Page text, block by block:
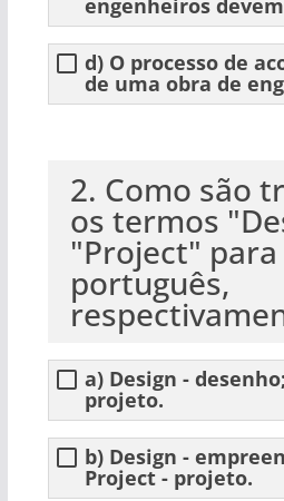
d) O processo de
de uma obra de
2. Como são
os termos
"Project" para
português,
a) Design -
projeto.
b) Design -
Project - projeto.